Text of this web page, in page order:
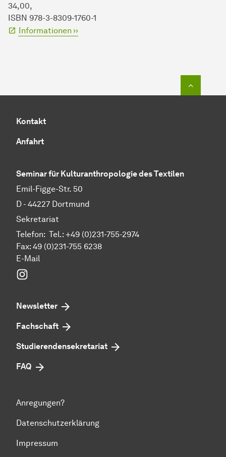
34,00,
ISBN 978-3-8309-1760-1
Informationen ››
Kontakt
Anfahrt
Seminar für Kulturanthropologie des Textilen
Emil-Figge-Str. 50
D - 44227 Dort­mund
Sekretariat
Telefon: Tel.: +49 (0)231-755-2974
Fax: 49 (0)231-755 6238
E-Mail
Newsletter
Fachschaft
Studierendensekretariat
FAQ
Anregungen?
Datenschutzerklärung
Impressum